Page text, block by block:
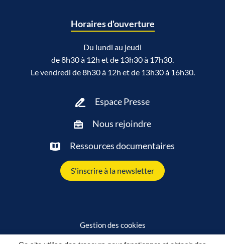
Horaires d'ouverture
Du lundi au jeudi
de 8h30 à 12h et de 13h30 à 17h30.
Le vendredi de 8h30 à 12h et de 13h30 à 16h30.
Espace Presse
Nous rejoindre
Ressources documentaires
S'inscrire à la newsletter
Gestion des cookies